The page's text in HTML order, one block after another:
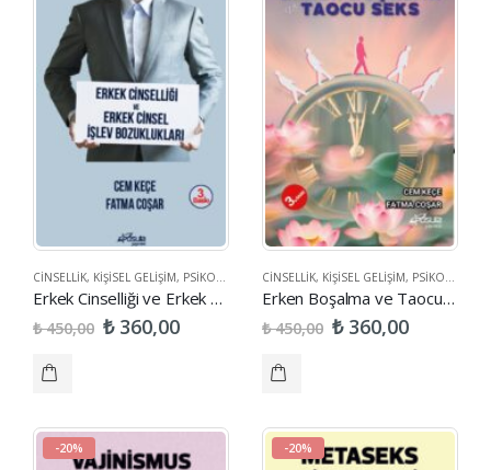
CINSELLIK, KIŞISEL GELIŞIM, PSIKOLOJI SAĞLIK
Erkek Cinselliği ve Erkek Cinsel İşlev Bozuklukları
₺450,00 ₺360,00
CINSELLIK, KIŞISEL GELIŞIM, PSIKOLOJI
Erken Boşalma ve Taocu Seks
₺450,00 ₺360,00
-20% -20%